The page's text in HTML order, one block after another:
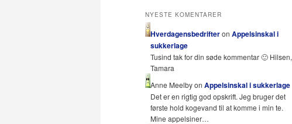
NYESTE KOMENTARER
Hverdagensbedrifteron Appelsinskal i
sukkerlage
Tusind tak for din søde kommentar 🙂 Hilsen,
Tamara
Anne Meelby on Appelsinskal i sukkerlage
Det er en rigtig god opskrift. Jeg bruger det
første hold kogevand til at komme i min te.
Mine appelsiner…